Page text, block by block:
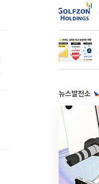
뉴스발전소